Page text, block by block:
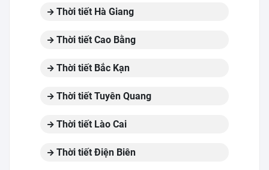
Thời tiết Hà Giang
Thời tiết Cao Bằng
Thời tiết Bắc Kạn
Thời tiết Tuyên Quang
Thời tiết Lào Cai
Thời tiết Điện Biên